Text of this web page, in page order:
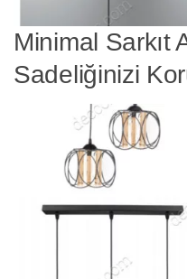
Minimal Sarkıt
Sadeliğinizi